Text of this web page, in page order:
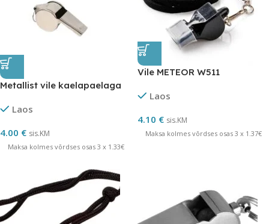
Metallist vile kaelapaelaga
Laos
4.00 € sis.KM
Maksa kolmes võrdses osas 3 x 1.33€
Vile METEOR W511
Laos
4.10 € sis.KM
Maksa kolmes võrdses osas 3 x 1.37€